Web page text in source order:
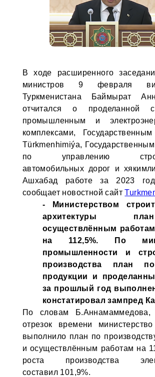
В ходе расширенного
министров 9 февраля
Туркменистана Баймырат
отчитался о проделанной
промышленным и
комплексами,
Türkmenhimiýa,
по управлению
автомобильных дорог и
Ашхабад работе за 2023
сообщает новостной сайт
- Министерством
архитектуры
осуществлённым
на 112,5%. По
промышленности и
производства план
продукции и
за прошлый год
констатировал зампред
По словам
отрезок времени министерство
выполнило план по
и осуществлённым работам на
роста производства
составил 101,9%.